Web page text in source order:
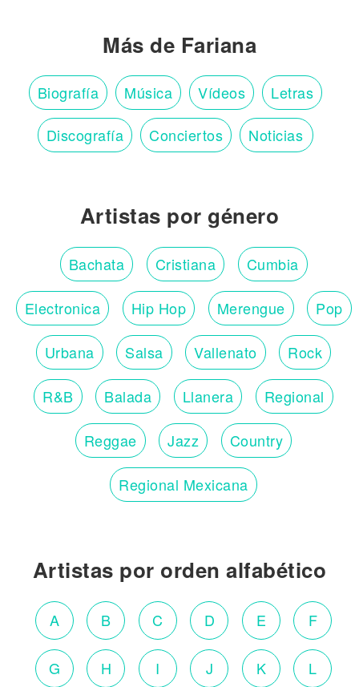
Más de Fariana
Biografía Música Vídeos Letras
Discografía Conciertos Noticias
Artistas por género
Bachata Cristiana Cumbia
Electronica Hip Hop Merengue Pop
Urbana Salsa Vallenato Rock
R&B Balada Llanera Regional
Reggae Jazz Country
Regional Mexicana
Artistas por orden alfabético
A B C D E F
G H I J K L